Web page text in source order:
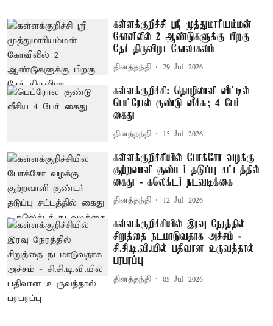
கள்ளக்குறிச்சி ஸ்ரீ முத்துமாரியம்மன்
கோவிலில் 2 ஆண்டுகளுக்கு பிறகு
தேர் திருவிழா கோலாகலம்
தினத்தந்தி 29 Jul 2026
கள்ளக்குறிச்சி: தொழிலாளி வீட்டில்
பெட்ரோல் குண்டு வீச்சு; 4 பேர்
கைது
தினத்தந்தி 15 Jul 2026
கள்ளக்குறிச்சியில் போக்சோ வழக்கு
குற்றவாளி குண்டர் தடுப்பு சட்டத்தில்
கைது - கலெக்டர் நடவடிக்கை
தினத்தந்தி 12 Jul 2026
கள்ளக்குறிச்சியில் இரவு நேரத்தில்
சிறுத்தை நடமாடுவதாக அச்சம் -
சி.சி.டி.வி.யில் பதிவான உருவத்தால்
பரபரப்பு
தினத்தந்தி 05 Jul 2026